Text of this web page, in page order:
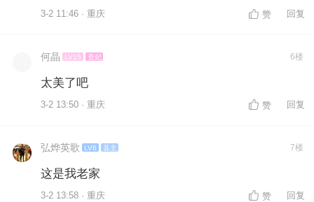
3-2 11:46 · 重庆 赞 回复
何晶 LV15 贵妃 6楼
太美了吧
3-2 13:50 · 重庆 赞 回复
弘烨英歌 LV6 县主 7楼
这是我老家
3-2 13:58 · 重庆 赞 回复